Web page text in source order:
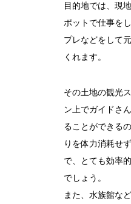
目的地では、現
ポットで仕事を
プレなどをして
くれます。
その土地の観光
ン上でガイドさ
ることができる
りを体力消耗せ
で、とても効率
でしょう。
また、水族館な